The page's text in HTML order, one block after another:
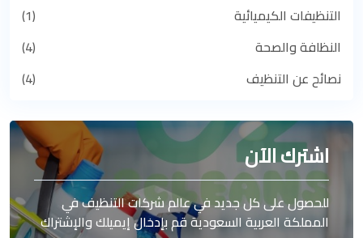
التنظيفات الكيميائية
(1)
النظافة والصحة
(4)
نصائح عن التنظيف
(4)
اشترك الآن
للحصول على كل جديد في عالم شركات التنظيف في
المملكة العربية السعودية قم بإدخال إيميلك والإشتراك